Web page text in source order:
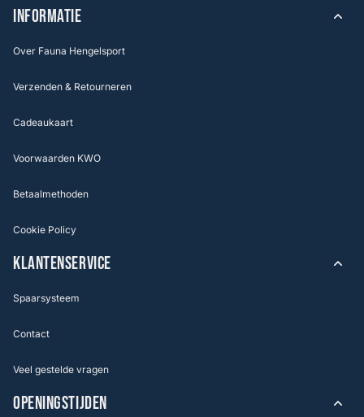
INFORMATIE
Over Fauna Hengelsport
Verzenden & Retourneren
Cadeaukaart
Voorwaarden KWO
Betaalmethoden
Cookie Policy
KLANTENSERVICE
Spaarsysteem
Contact
Veel gestelde vragen
OPENINGSTIJDEN